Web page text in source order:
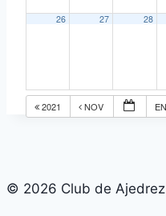
26 27 28
2021 NOV
© 2026 Club de Ajedrez